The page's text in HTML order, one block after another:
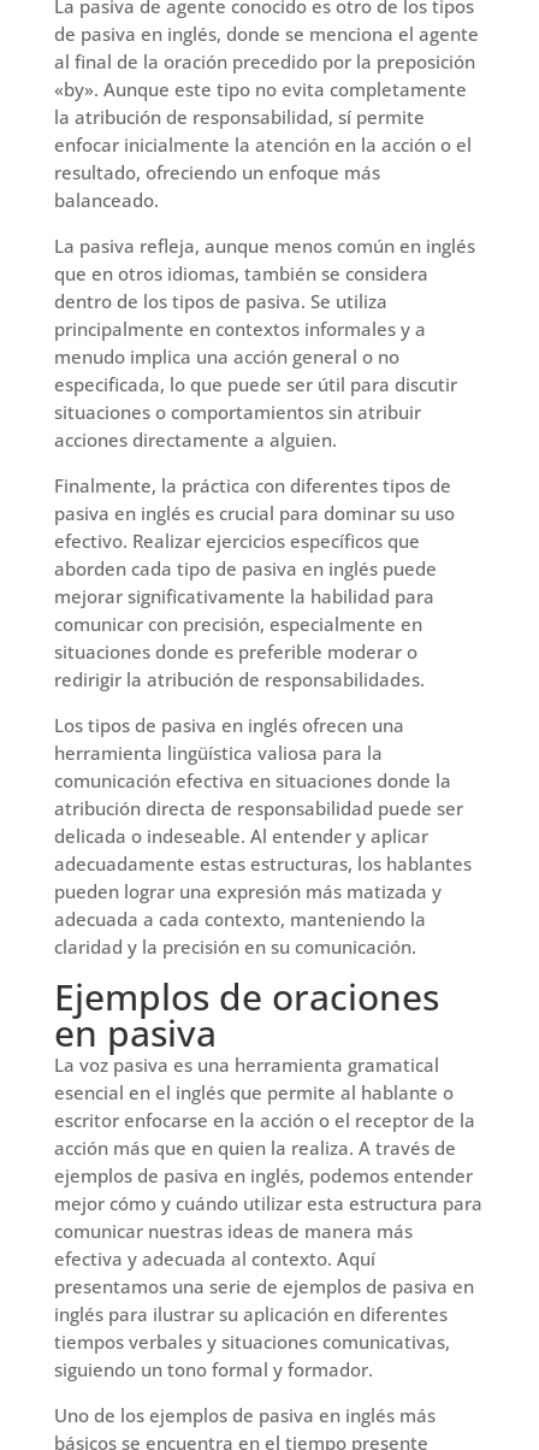
La pasiva de agente conocido es otro de los tipos
de pasiva en inglés, donde se menciona el agente
al final de la oración precedido por la preposición
«by». Aunque este tipo no evita completamente
la atribución de responsabilidad, sí permite
enfocar inicialmente la atención en la acción o el
resultado, ofreciendo un enfoque más
balanceado.
La pasiva refleja, aunque menos común en inglés
que en otros idiomas, también se considera
dentro de los tipos de pasiva. Se utiliza
principalmente en contextos informales y a
menudo implica una acción general o no
especificada, lo que puede ser útil para discutir
situaciones o comportamientos sin atribuir
acciones directamente a alguien.
Finalmente, la práctica con diferentes tipos de
pasiva en inglés es crucial para dominar su uso
efectivo. Realizar ejercicios específicos que
aborden cada tipo de pasiva en inglés puede
mejorar significativamente la habilidad para
comunicar con precisión, especialmente en
situaciones donde es preferible moderar o
redirigir la atribución de responsabilidades.
Los tipos de pasiva en inglés ofrecen una
herramienta lingüística valiosa para la
comunicación efectiva en situaciones donde la
atribución directa de responsabilidad puede ser
delicada o indeseable. Al entender y aplicar
adecuadamente estas estructuras, los hablantes
pueden lograr una expresión más matizada y
adecuada a cada contexto, manteniendo la
claridad y la precisión en su comunicación.
Ejemplos de oraciones
en pasiva
La voz pasiva es una herramienta gramatical
esencial en el inglés que permite al hablante o
escritor enfocarse en la acción o el receptor de la
acción más que en quien la realiza. A través de
ejemplos de pasiva en inglés, podemos entender
mejor cómo y cuándo utilizar esta estructura para
comunicar nuestras ideas de manera más
efectiva y adecuada al contexto. Aquí
presentamos una serie de ejemplos de pasiva en
inglés para ilustrar su aplicación en diferentes
tiempos verbales y situaciones comunicativas,
siguiendo un tono formal y formador.
Uno de los ejemplos de pasiva en inglés más
básicos se encuentra en el tiempo presente